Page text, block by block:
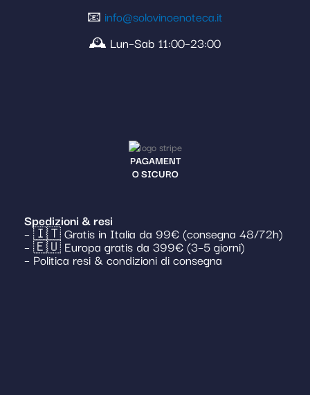
📧 info@solovinoenoteca.it
🕰️ Lun–Sab 11:00–23:00
PAGAMENT
O SICURO
Spedizioni & resi
– 🇮🇹 Gratis in Italia da 99€ (consegna 48/72h)
– 🇪🇺 Europa gratis da 399€ (3–5 giorni)
– Politica resi & condizioni di consegna